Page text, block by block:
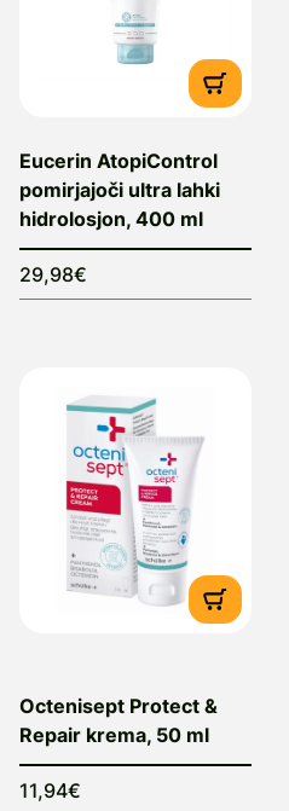
Eucerin AtopiControl
pomirjajoči ultra lahki
hidrolosjon, 400 ml
29,98€
Octenisept Protect &
Repair krema, 50 ml
11,94€